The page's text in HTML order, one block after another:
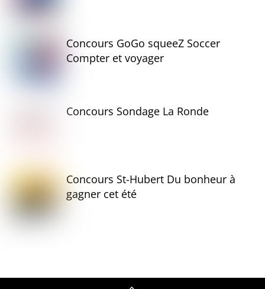
Concours GoGo squeeZ Soccer
Compter et voyager
Concours Sondage La Ronde
Concours St-Hubert Du bonheur à
gagner cet été